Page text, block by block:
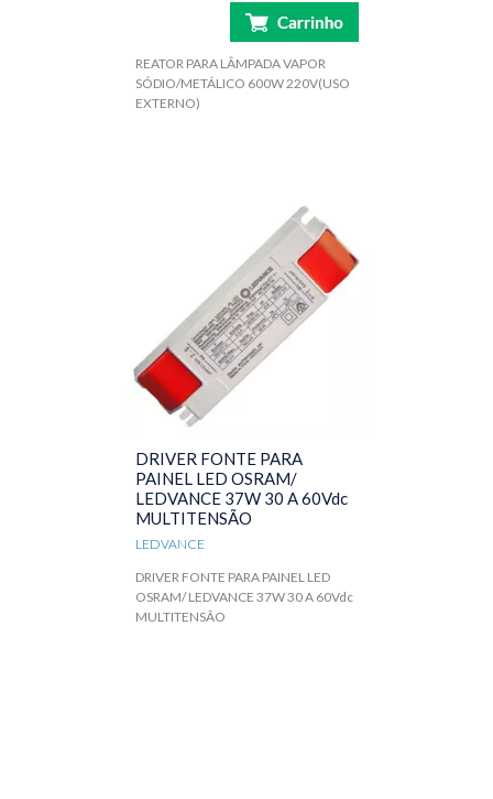
REATOR PARA LÂMPADA VAPOR
SÓDIO/METÁLICO 600W 220V(USO
EXTERNO)
DRIVER FONTE PARA
PAINEL LED OSRAM/
LEDVANCE 37W 30 A 60Vdc
MULTITENSÃO
LEDVANCE
DRIVER FONTE PARA PAINEL LED
OSRAM/ LEDVANCE 37W 30 A 60Vdc
MULTITENSÃO